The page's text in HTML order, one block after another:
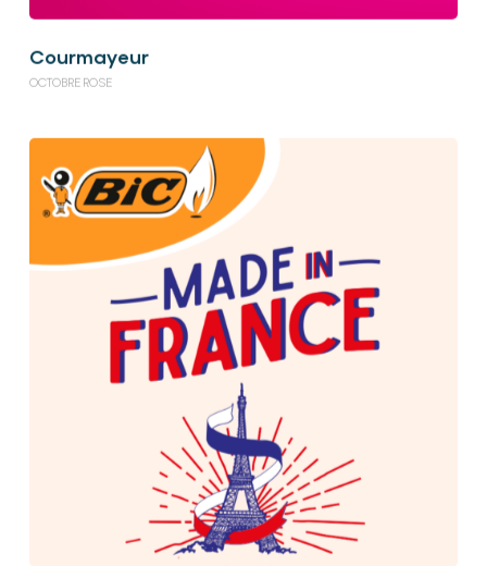
Courmayeur
OCTOBRE ROSE